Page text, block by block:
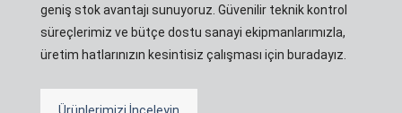
geniş stok avantajı sunuyoruz. Güvenilir teknik kontrol
süreçlerimiz ve bütçe dostu sanayi ekipmanlarımızla,
üretim hatlarınızın kesintisiz çalışması için buradayız.